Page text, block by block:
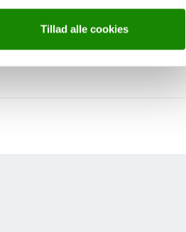
Tillad alle cookies